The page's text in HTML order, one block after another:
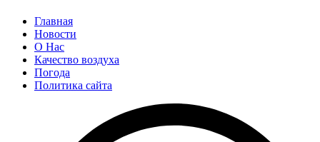
Главная
Новости
О Нас
Качество воздуха
Погода
Политика сайта